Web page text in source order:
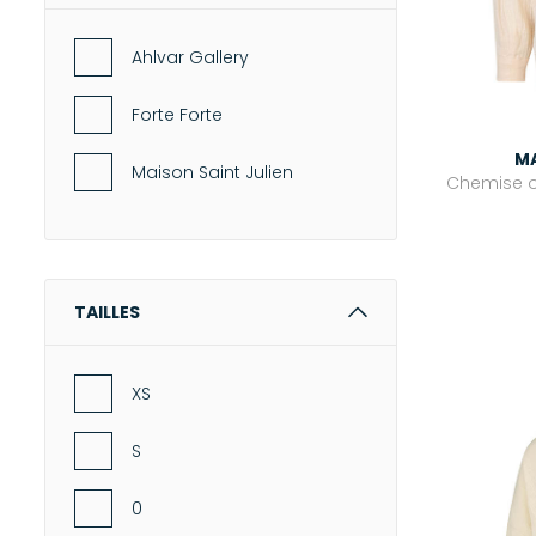
-Capes
ROBES
Robes longues
-Robes courtes
-Sweat-shirts
BAS
Jeans
-Pantalons
-Jupes
Ahlvar Gallery
Forte Forte
Maison Saint Julien
TAILLES
XS
S
0
Chemise